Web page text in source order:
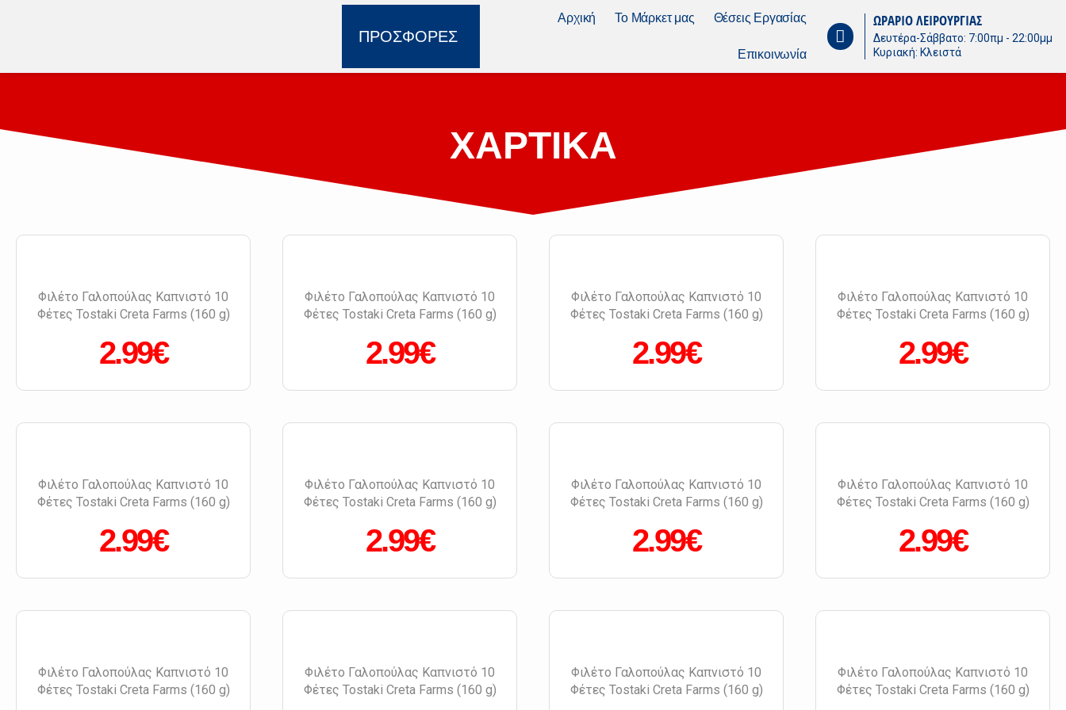
ΠΡΟΣΦΟΡΕΣ
Αρχική Το Μάρκετ μας Θέσεις Εργασίας
Επικοινωνία
ΩΡΑΡΙΟ ΛΕΙΡΟΥΡΓΙΑΣ
Δευτέρα-Σάββατο: 7:00πμ - 22:00μμ
Κυριακή: Κλειστά
ΧΑΡΤΙΚΑ
Φιλέτο Γαλοπούλας Καπνιστό 10
Φέτες Tostaki Creta Farms (160 g)
2.99€
Φιλέτο Γαλοπούλας Καπνιστό 10
Φέτες Tostaki Creta Farms (160 g)
2.99€
Φιλέτο Γαλοπούλας Καπνιστό 10
Φέτες Tostaki Creta Farms (160 g)
2.99€
Φιλέτο Γαλοπούλας Καπνιστό 10
Φέτες Tostaki Creta Farms (160 g)
2.99€
Φιλέτο Γαλοπούλας Καπνιστό 10
Φέτες Tostaki Creta Farms (160 g)
2.99€
Φιλέτο Γαλοπούλας Καπνιστό 10
Φέτες Tostaki Creta Farms (160 g)
2.99€
Φιλέτο Γαλοπούλας Καπνιστό 10
Φέτες Tostaki Creta Farms (160 g)
2.99€
Φιλέτο Γαλοπούλας Καπνιστό 10
Φέτες Tostaki Creta Farms (160 g)
2.99€
Φιλέτο Γαλοπούλας Καπνιστό 10
Φέτες Tostaki Creta Farms (160 g)
Φιλέτο Γαλοπούλας Καπνιστό 10
Φέτες Tostaki Creta Farms (160 g)
Φιλέτο Γαλοπούλας Καπνιστό 10
Φέτες Tostaki Creta Farms (160 g)
Φιλέτο Γαλοπούλας Καπνιστό 10
Φέτες Tostaki Creta Farms (160 g)